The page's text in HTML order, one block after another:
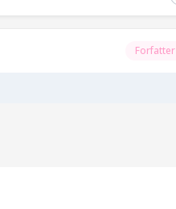
Forfatter